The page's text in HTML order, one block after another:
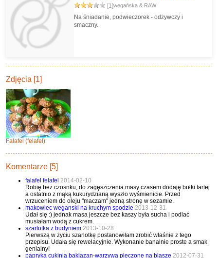
[1]wegańska & RAW
Na śniadanie, podwieczorek - odżywczy i
smaczny.
Zdjęcia [1]
Falafel (felafel)
Komentarze [5]
falafel felafel 2014-02-10
Robię bez czosnku, do zagęszczenia masy czasem dodaję bułki tartej
a ostatnio z mąką kukurydzianą wyszło wyśmienicie. Przed
wrzuceniem do oleju "maczam" jedną stronę w sezamie.
makowiec weganski na kruchym spodzie 2013-12-31
Udał się :) jednak masa jeszcze bez kaszy była sucha i podlać
musiałam wodą z cukrem.
szarlotka z budyniem 2013-10-28
Pierwszą w życiu szarlotkę postanowiłam zrobić właśnie z tego
przepisu. Udała się rewelacyjnie. Wykonanie banalnie proste a smak
genialny!
papryka cukinia baklazan-warzywa pieczone na blasze 2012-07-31